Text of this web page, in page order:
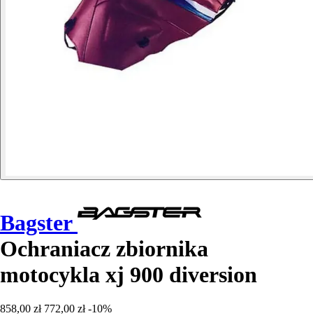
Bagster
Ochraniacz zbiornika
motocykla xj 900 diversion
858,00 zł 772,00 zł -10%